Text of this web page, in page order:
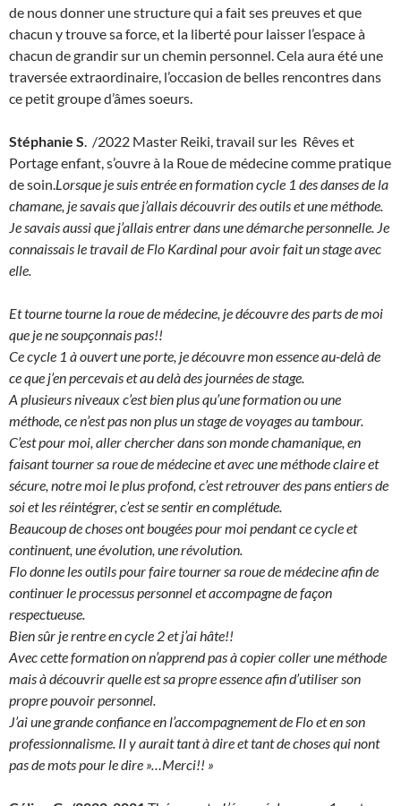
de nous donner une structure qui a fait ses preuves et que
chacun y trouve sa force, et la liberté pour laisser l’espace à
chacun de grandir sur un chemin personnel. Cela aura été une
traversée extraordinaire, l’occasion de belles rencontres dans
ce petit groupe d’âmes soeurs.
Stéphanie S. /2022 Master Reiki, travail sur les Rêves et
Portage enfant, s’ouvre à la Roue de médecine comme pratique
de soin.Lorsque je suis entrée en formation cycle 1 des danses de la
chamane, je savais que j’allais découvrir des outils et une méthode.
Je savais aussi que j’allais entrer dans une démarche personnelle. Je
connaissais le travail de Flo Kardinal pour avoir fait un stage avec
elle.
Et tourne tourne la roue de médecine, je découvre des parts de moi
que je ne soupçonnais pas!!
Ce cycle 1 à ouvert une porte, je découvre mon essence au-delà de
ce que j’en percevais et au delà des journées de stage.
A plusieurs niveaux c’est bien plus qu’une formation ou une
méthode, ce n’est pas non plus un stage de voyages au tambour.
C’est pour moi, aller chercher dans son monde chamanique, en
faisant tourner sa roue de médecine et avec une méthode claire et
sécure, notre moi le plus profond, c’est retrouver des pans entiers de
soi et les réintégrer, c’est se sentir en complétude.
Beaucoup de choses ont bougées pour moi pendant ce cycle et
continuent, une évolution, une révolution.
Flo donne les outils pour faire tourner sa roue de médecine afin de
continuer le processus personnel et accompagne de façon
respectueuse.
Bien sûr je rentre en cycle 2 et j’ai hâte!!
Avec cette formation on n’apprend pas à copier coller une méthode
mais à découvrir quelle est sa propre essence afin d’utiliser son
propre pouvoir personnel.
J’ai une grande confiance en l’accompagnement de Flo et en son
professionnalisme. Il y aurait tant à dire et tant de choses qui nont
pas de mots pour le dire »…Merci!! »